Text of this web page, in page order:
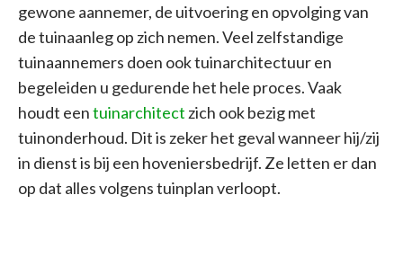
gewone aannemer, de uitvoering en opvolging van
de tuinaanleg op zich nemen. Veel zelfstandige
tuinaannemers doen ook tuinarchitectuur en
begeleiden u gedurende het hele proces. Vaak
houdt eentuinarchitect zich ook bezig met
tuinonderhoud. Dit is zeker het geval wanneer hij/zij
in dienst is bij een hoveniersbedrijf. Ze letten er dan
op dat alles volgens tuinplan verloopt.